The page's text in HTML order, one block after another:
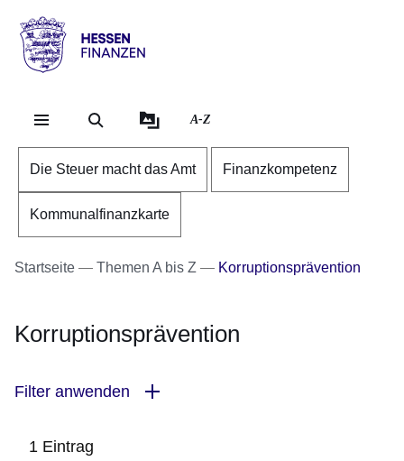
Hessen
Finanzen
A-Z
Die Steuer macht das Amt Finanzkompetenz
Kommunalfinanzkarte
Startseite Themen A bis Z Korruptionsprävention
Korruptionsprävention
Filter anwenden
1 Eintrag